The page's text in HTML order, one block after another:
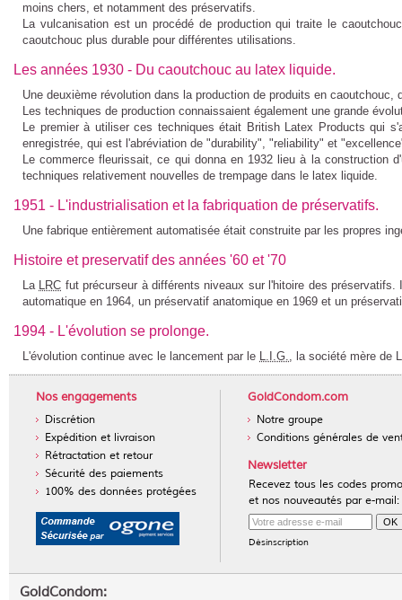
moins chers, et notamment des préservatifs.
La vulcanisation est un procédé de production qui traite le
caoutchouc plus durable pour différentes utilisations.
Les années 1930 - Du caoutchouc au latex liquide.
Une deuxième révolution dans la production de produits en
Les techniques de production connaissaient également une grande
Le premier à utiliser ces techniques était British Latex Products qui
enregistrée, qui est l'abréviation de "durability", "reliability" et
Le commerce fleurissait, ce qui donna en 1932 lieu à la construction
techniques relativement nouvelles de trempage dans le latex liquide.
1951 - L'industrialisation et la fabriquation de préservatifs.
Une fabrique entièrement automatisée était construite par les propres
Histoire et preservatif des années '60 et '70
La LRC fut précurseur à différents niveaux sur l'hitoire des
automatique en 1964, un préservatif anatomique en 1969 et un
1994 - L'évolution se prolonge.
L'évolution continue avec le lancement par le L.I.G., la société mère de
Nos engagements
Discrétion
Expédition et livraison
Rétractation et retour
Sécurité des paiements
100% des données protégées
GoldCondom.com
Notre groupe
Conditions générales de
Newsletter
Recevez tous les codes
et nos nouveautés par e-mail:
Désinscription
GoldCondom: